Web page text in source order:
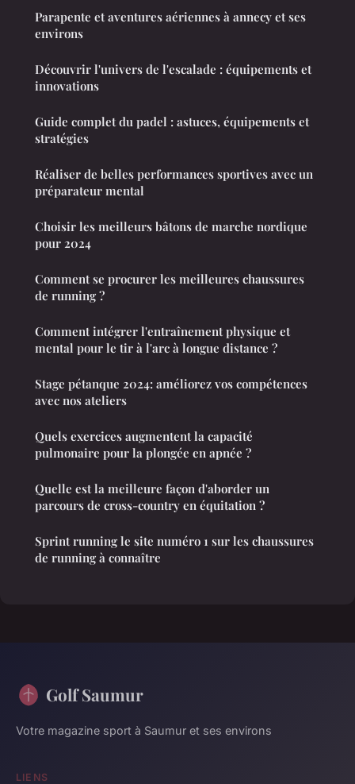
Parapente et aventures aériennes à annecy et ses
environs
Découvrir l'univers de l'escalade : équipements et
innovations
Guide complet du padel : astuces, équipements et
stratégies
Réaliser de belles performances sportives avec un
préparateur mental
Choisir les meilleurs bâtons de marche nordique
pour 2024
Comment se procurer les meilleures chaussures
de running ?
Comment intégrer l'entraînement physique et
mental pour le tir à l'arc à longue distance ?
Stage pétanque 2024: améliorez vos compétences
avec nos ateliers
Quels exercices augmentent la capacité
pulmonaire pour la plongée en apnée ?
Quelle est la meilleure façon d'aborder un
parcours de cross-country en équitation ?
Sprint running le site numéro 1 sur les chaussures
de running à connaître
Golf Saumur
Votre magazine sport à Saumur et ses environs
LIENS